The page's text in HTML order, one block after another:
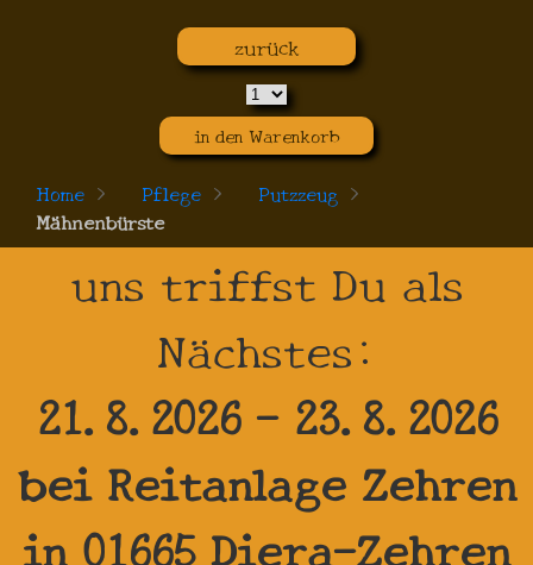
zurück
in den Warenkorb
Home > Pflege > Putzzeug >
Mähnenbürste
uns triffst Du als
Nächstes:
21.8.2026 - 23.8.2026
bei Reitanlage Zehren
in 01665 Diera-Zehren